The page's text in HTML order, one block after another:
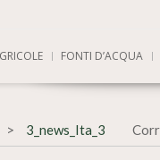
FONTI D’ACQUA
3_news_Ita_3